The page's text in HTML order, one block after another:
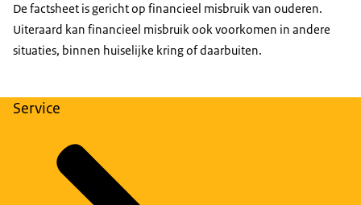
De factsheet is gericht op financieel misbruik van ouderen.
Uiteraard kan financieel misbruik ook voorkomen in andere
situaties, binnen huiselijke kring of daarbuiten.
Service